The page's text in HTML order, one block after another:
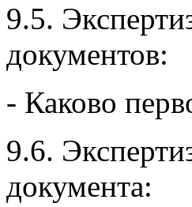
9.5.
документов:
- Каково
9.6.
документа: